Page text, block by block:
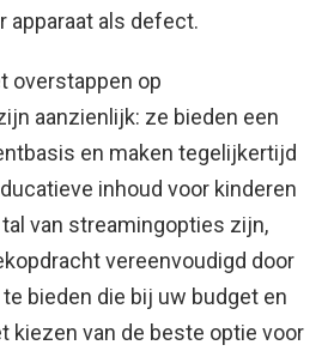
apparaat als defect.
overstappen op
aanzienlijk: ze bieden een
en maken tegelijkertijd
inhoud voor kinderen
van streamingopties zijn,
vereenvoudigd door
bieden die bij uw budget en
kiezen van de beste optie voor